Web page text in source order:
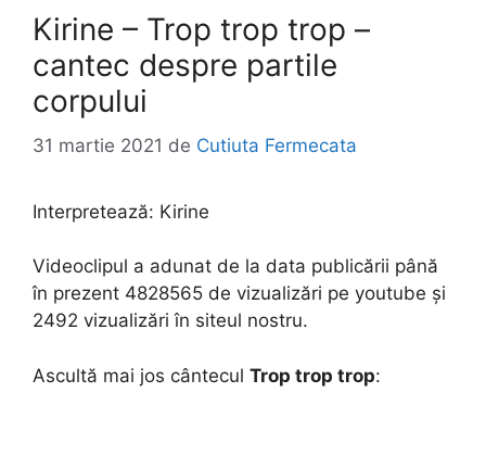
Kirine – Trop trop trop –
cantec despre partile
corpului
31 martie 2021 de Cutiuta Fermecata
Interpretează: Kirine
Videoclipul a adunat de la data publicării până
în prezent 4828565 de vizualizări pe youtube și
2492 vizualizări în siteul nostru.
Ascultă mai jos cântecul Trop trop trop: